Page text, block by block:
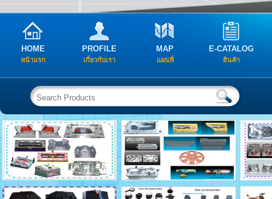
HOME
หน้าแรก
PROFILE
เกี่ยวกับเรา
MAP
แผนที่
E-CATALOG
สินค้า